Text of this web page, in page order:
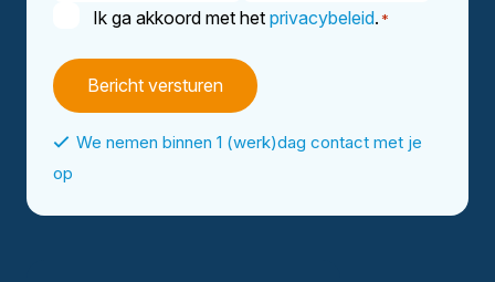
Instemming
Ik ga akkoord met het privacybeleid. *
We nemen binnen 1 (werk)dag contact met je
op